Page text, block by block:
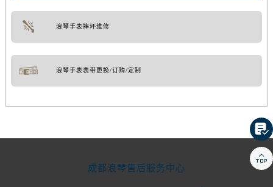
浪琴手表摔坏维修
浪琴手表表带更换/订购/定制
成都浪琴售后服务中心

